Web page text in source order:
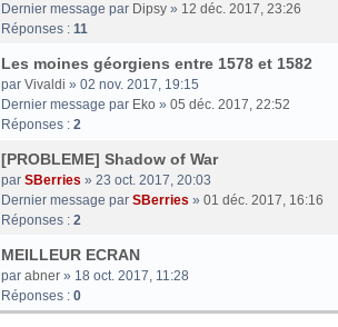
Dernier message par Dipsy » 12 déc. 2017, 23:26
Réponses : 11
Les moines géorgiens entre 1578 et 1582
par Vivaldi » 02 nov. 2017, 19:15
Dernier message par Eko » 05 déc. 2017, 22:52
Réponses : 2
[PROBLEME] Shadow of War
par SBerries » 23 oct. 2017, 20:03
Dernier message par SBerries » 01 déc. 2017, 16:16
Réponses : 2
MEILLEUR ECRAN
par abner » 18 oct. 2017, 11:28
Réponses : 0